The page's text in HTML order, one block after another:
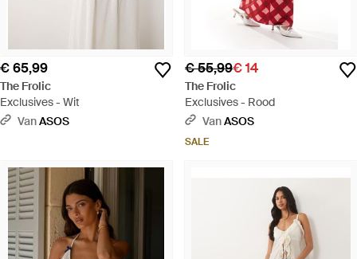
€ 65,99
The Frolic
Exclusives - Wit
VanASOS
€ 55,99€ 14
The Frolic
Exclusives - Rood
VanASOS
SALE